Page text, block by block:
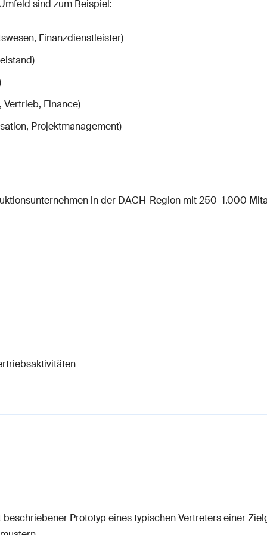
sind zum Beispiel:
Finanzdienstleister)
Vertrieb, Finance)
Projektmanagement)
in der DACH-Region mit 250–1.000
Prototyp eines typischen Vertreters einer